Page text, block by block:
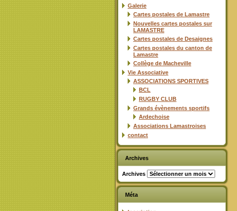
Galerie
Cartes postales de Lamastre
Nouvelles cartes postales sur
LAMASTRE
Cartes postales de Desaignes
Cartes postales du canton de
Lamastre
Collège de Macheville
Vie Associative
ASSOCIATIONS SPORTIVES
BCL
RUGBY CLUB
Grands évènements sportifs
Ardechoise
Associations Lamastroises
contact
Archives
Archives
Méta